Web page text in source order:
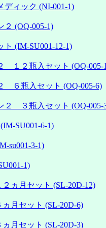
ィック (NI-001-1)
(OQ-005-1)
(IM-SU001-12-1)
１２瓶入セット (OQ-005-
６瓶入セット (OQ-005-6)
３瓶入セット (OQ-005-
SU001-6-1)
su001-3-1)
1)
ヵ月セット (SL-20D-12)
月セット (SL-20D-6)
月セット (SL-20D-3)